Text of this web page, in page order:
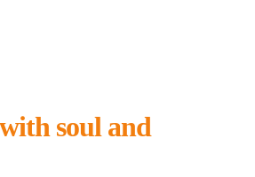
soul and